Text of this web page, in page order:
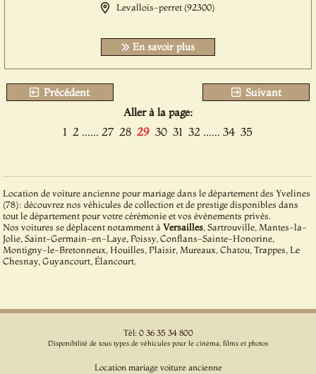
Levallois-perret (92300)
En savoir plus
Précédent
Suivant
Aller à la page:
1 2 ...... 27 28 29 30 31 32 ...... 34 35
Location de voiture ancienne pour mariage dans le département des Yvelines
(78): découvrez nos véhicules de collection et de prestige disponibles dans
tout le département pour votre cérémonie et vos événements privés.
Nos voitures se déplacent notamment àVersailles , Sartrouville, Mantes-la-
Jolie, Saint-Germain-en-Laye, Poissy, Conflans-Sainte-Honorine,
Montigny-le-Bretonneux, Houilles, Plaisir, Mureaux, Chatou, Trappes, Le
Chesnay, Guyancourt, Élancourt.
Tél: 0 36 35 34 800
Disponibilité de tous types de véhicules pour le cinéma, films et photos
Location mariage voiture ancienne